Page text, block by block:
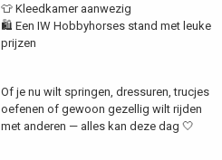
👕 Kleedkamer aanwezig
🛍️ Een IW Hobbyhorses stand met leuke
prijzen
Of je nu wilt springen, dressuren, trucjes
oefenen of gewoon gezellig wilt rijden
met anderen — alles kan deze dag 🤍